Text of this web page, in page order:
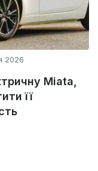
2026
Miata,
її